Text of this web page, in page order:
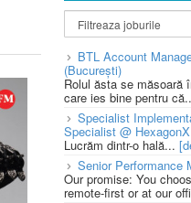
BTL Account
(București)
Rolul ăsta se măsoară
care ies bine pentru
Specialist
Specialist @
Lucrăm dintr-o hală...
Senior Performance
Our promise: You
remote-first or at our